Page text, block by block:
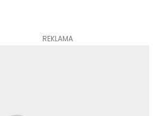
REKLAMA